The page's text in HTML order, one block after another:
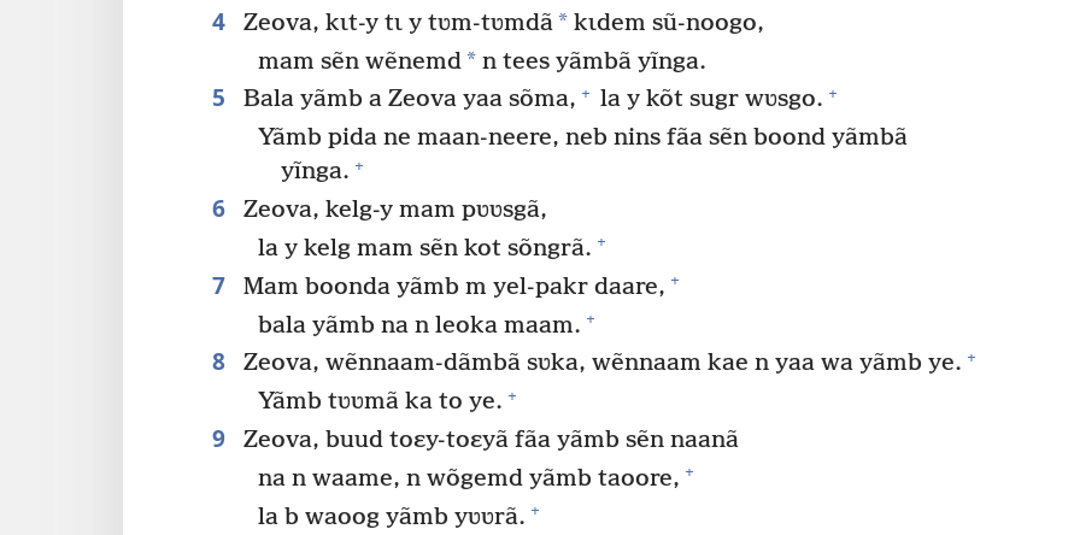
4 Zeova, kɩt-y tɩ y tʋm-tʋmdã*kɩdem sũ-noogo,
mam sẽn wẽnemd* n tees yãmbã yĩnga.
5 Bala yãmb a Zeova yaa sõma, + la y kõt sugr wʋsgo. +
Yãmb pida ne maan-neere, neb nins fãa sẽn boond yãmbã
yĩnga. +
6
Zeova, kelg-y mam pʋʋsgã,
la y kelg mam sẽn kot sõngrã. +
7 Mam boonda yãmb m yel-pakr daare, +
bala yãmb na n leoka maam. +
8 Zeova, wẽnnaam-dãmbã sʋka, wẽnnaam kae n yaa wa yãmb ye. +
Yãmb tʋʋmã ka to ye. +
9
Zeova, buud toɛy-toɛyã fãa yãmb sẽn naanã
na n waame, n wõgemd yãmb taoore, +
la b waoog yãmb yʋʋrã. +